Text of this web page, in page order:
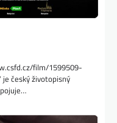
film/1599509-
český životopisný